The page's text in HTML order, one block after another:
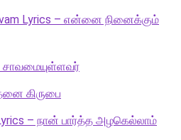
Lyrics – என்னை நினைக்கும்
சாவமையுள்ளவர்
கிருபை
– நான் பார்த்த அழகெல்லாம்